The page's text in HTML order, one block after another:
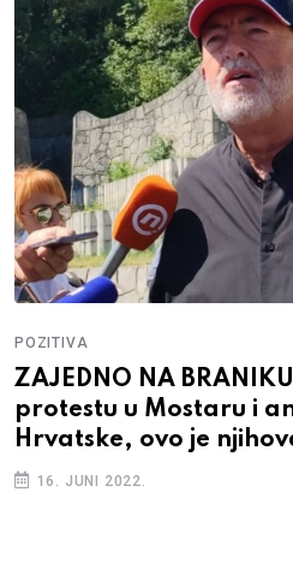
POZITIVA
ZAJEDNO NA
protestu u Mostaru i
Hrvatske, ovo je
16. JUNI 2022.